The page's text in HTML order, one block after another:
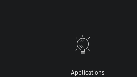
Applications